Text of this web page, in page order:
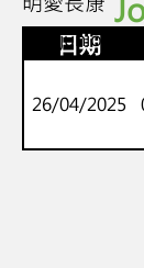
日期
26/04/2025
劍橋juniors